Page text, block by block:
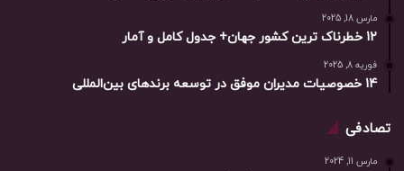
مارس 18, 2025
12 خطرناک ترین کشور جهان+ جدول کامل و آمار
فوریه 8, 2025
14 خصوصیات مدیران موفق در توسعه برندهای بین‌المللی
تصادفی
مارس 11, 2024